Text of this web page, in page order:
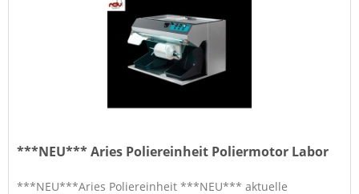
***NEU*** Aries Poliereinheit Poliermotor Labor
***NEU***Aries Poliereinheit ***NEU*** aktuelle